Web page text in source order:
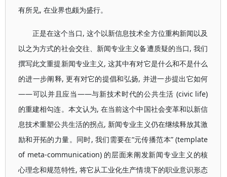
有所见, 在业界也颇为盛行。
正是在这个当口, 这个以新信息技术全方位重构新闻以及
以之为方式的社会交往、新闻专业主义备遭质疑的当口, 我们
撰写此文重提新闻专业主义, 这其中有对它是什么和不是什么
的进一步阐释, 更有对它的提倡和弘扬, 并进一步提出它如何
——可以并且应当——与新技术时代的公共生活 (civic life)
的重建相勾连。本文认为, 在当前这个中国社会变革和以新信
息技术重塑公共生活的拐点, 新闻专业主义仍在继续释放其激
励和开拓的力量。同时, 我们需要在“元传播范本” (template
of meta-communication) 的层面来阐发新闻专业主义的核
心理念和规范特性, 将它从工业化生产情境下的职业意识形态